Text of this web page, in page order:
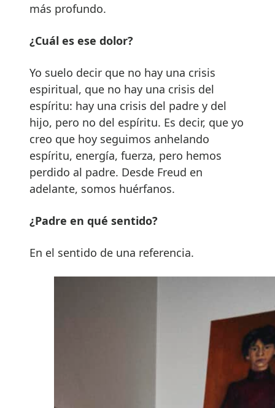
más profundo.
¿Cuál es ese dolor?
Yo suelo decir que no hay una crisis
espiritual, que no hay una crisis del
espíritu: hay una crisis del padre y del
hijo, pero no del espíritu. Es decir, que yo
creo que hoy seguimos anhelando
espíritu, energía, fuerza, pero hemos
perdido al padre. Desde Freud en
adelante, somos huérfanos.
¿Padre en qué sentido?
En el sentido de una referencia.